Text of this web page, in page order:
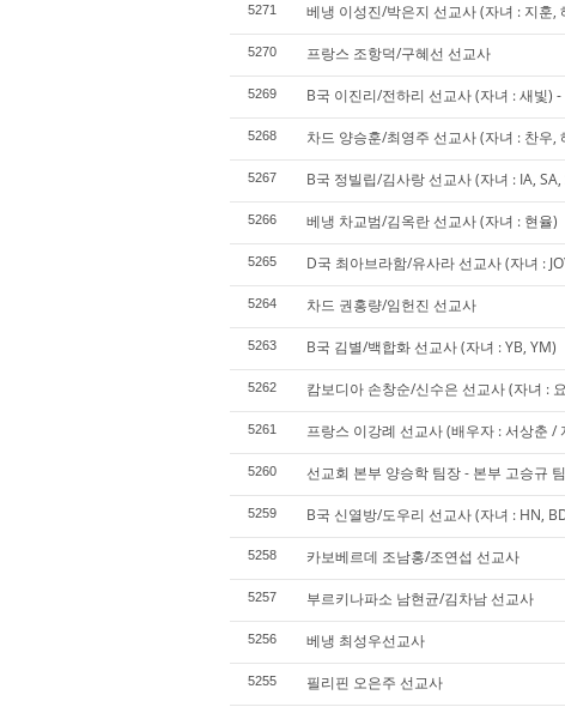
5271 베냉 이성진/박은지 선교사 (자녀 : 지훈,
5270 프랑스 조항덕/구혜선 선교사
5269 B국 이진리/전하리 선교사 (자녀 : 새빛) -
5268 차드 양승훈/최영주 선교사 (자녀 : 찬우,
5267 B국 정빌립/김사랑 선교사 (자녀 : IA, SA,
5266 베냉 차교범/김옥란 선교사 (자녀 : 현율)
5265 D국 최아브라함/유사라 선교사 (자녀 :
5264 차드 권홍량/임헌진 선교사
5263 B국 김별/백합화 선교사 (자녀 : YB, YM)
5262 캄보디아 손창순/신수은 선교사 (자녀 :
5261 프랑스 이강례 선교사 (배우자 : 서상춘 /
5260 선교회 본부 양승학 팀장 - 본부 고승규
5259 B국 신열방/도우리 선교사 (자녀 : HN,
5258 카보베르데 조남홍/조연섭 선교사
5257 부르키나파소 남현균/김차남 선교사
5256 베냉 최성우선교사
5255 필리핀 오은주 선교사